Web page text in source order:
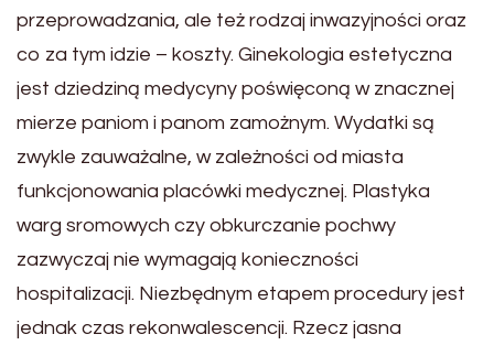
przeprowadzania, ale też rodzaj inwazyjności oraz
co za tym idzie – koszty. Ginekologia estetyczna
jest dziedziną medycyny poświęconą w znacznej
mierze paniom i panom zamożnym. Wydatki są
zwykle zauważalne, w zależności od miasta
funkcjonowania placówki medycznej. Plastyka
warg sromowych czy obkurczanie pochwy
zazwyczaj nie wymagają konieczności
hospitalizacji. Niezbędnym etapem procedury jest
jednak czas rekonwalescencji. Rzecz jasna